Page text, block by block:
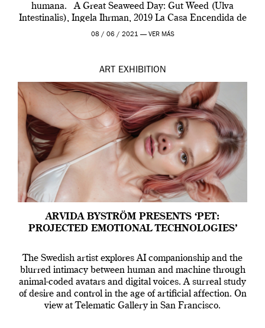
humana. A Great Seaweed Day: Gut Weed (Ulva
Intestinalis), Ingela Ihrman, 2019 La Casa Encendida de
Madrid y la Wellcome […]
08 / 06 / 2021 — VER MÁS
ART EXHIBITION
ARVIDA BYSTRÖM PRESENTS ‘PET:
PROJECTED EMOTIONAL TECHNOLOGIES’
The Swedish artist explores AI companionship and the
blurred intimacy between human and machine through
animal-coded avatars and digital voices. A surreal study
of desire and control in the age of artificial affection. On
view at Telematic Gallery in San Francisco.